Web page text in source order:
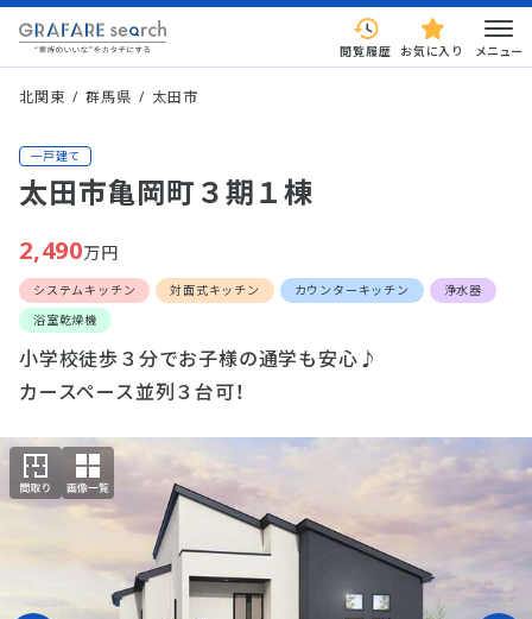
閲覧履歴 お気に入り メニュー
北関東 群馬県 太田市
一戸建て
太田市亀岡町３期１棟
2,490万円
システムキッチン 対面式キッチン カウンターキッチン
浄水器
浴室乾燥機
小学校徒歩３分でお子様の通学も安心♪
カースペース並列３台可！